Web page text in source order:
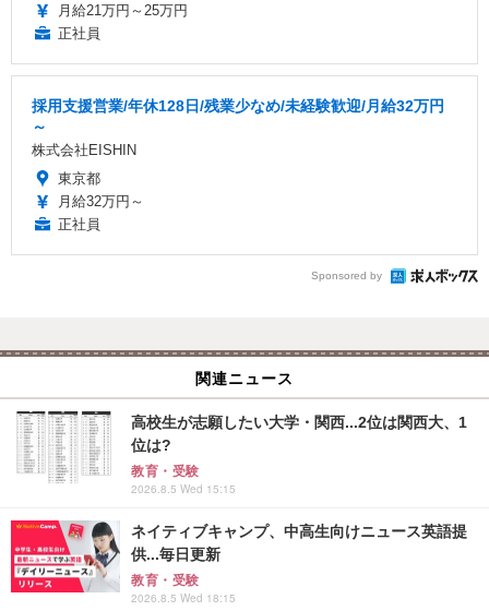
月給21万円～25万円
正社員
採用支援営業/年休128日/残業少なめ/未経験歓迎/月給32万円
～
株式会社EISHIN
東京都
月給32万円～
正社員
Sponsored by
関連ニュース
高校生が志願したい大学・関西...2位は関西大、1
位は?
教育・受験
2026.8.5 Wed 15:15
ネイティブキャンプ、中高生向けニュース英語提
供...毎日更新
教育・受験
2026.8.5 Wed 18:15